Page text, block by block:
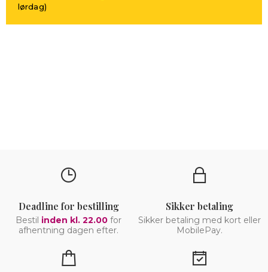
lørdag)
Deadline for bestilling
Bestil inden kl. 22.00 for
afhentning dagen efter.
Sikker betaling
Sikker betaling med kort eller
MobilePay.